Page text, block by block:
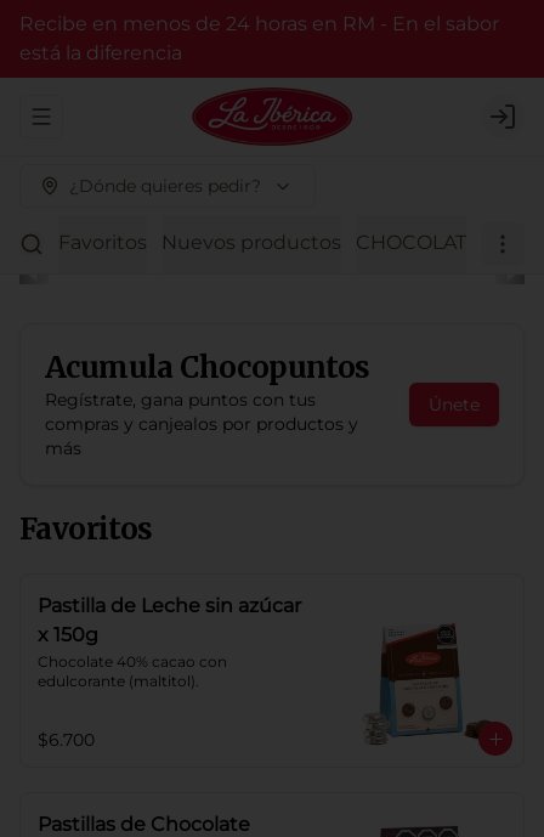
Recibe en menos de 24 horas en RM - En el sabor
está la diferencia
Abrir menu de navegación
¿Dónde quieres pedir?
Favoritos Nuevos productos CHOCOLATE
Acumula Chocopuntos
Regístrate, gana puntos con tus
compras y canjealos por productos y
más
Únete
Favoritos
Pastilla de Leche sin azúcar
x 150g
Chocolate 40% cacao con
edulcorante (maltitol).
$6.700
Pastillas de Chocolate